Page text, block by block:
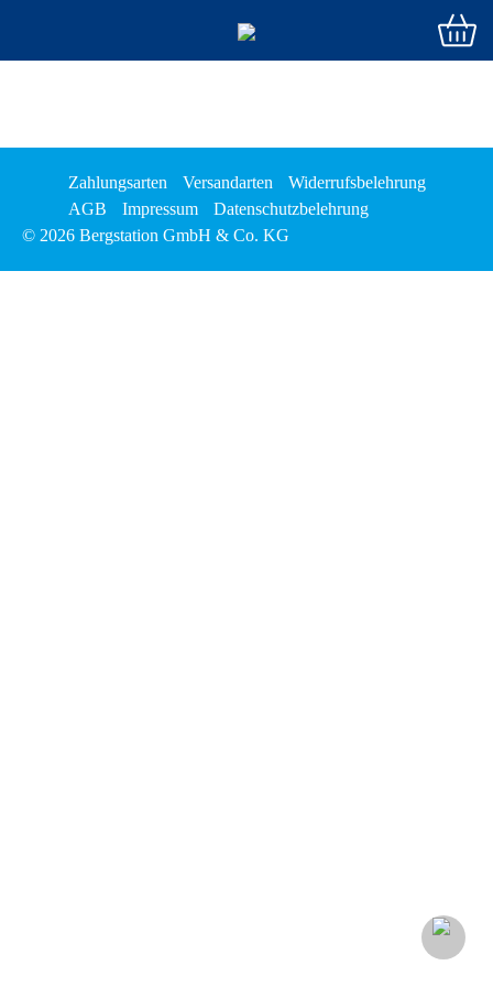
Zahlungsarten Versandarten
Widerrufsbelehrung
AGB
Impressum
Datenschutzbelehrung
© 2026 Bergstation GmbH & Co. KG